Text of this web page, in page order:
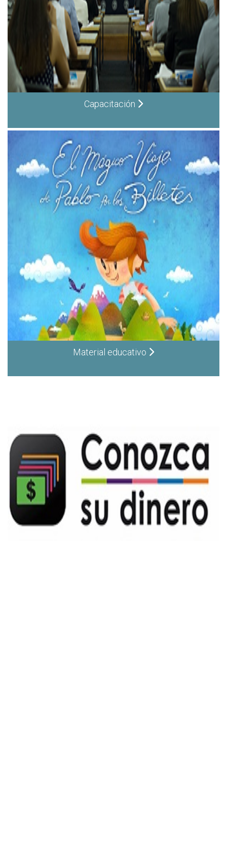
Capacitación
Material educativo